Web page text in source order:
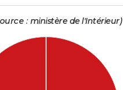
: ministère de l'Intérieur)